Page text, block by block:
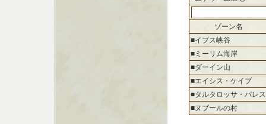
ゾーン名
■イプス峡谷
■ミーリム海岸
■ダーイン山
■エイシス・ケイブ
■タルタロッサ・パレス
■ヌブールの村